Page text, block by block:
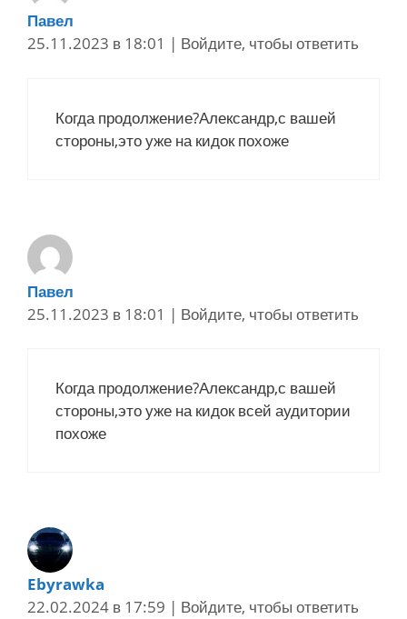
Павел
25.11.2023 в 18:01 | Войдите, чтобы ответить
Когда продолжение?Александр,с вашей
стороны,это уже на кидок похоже
Павел
25.11.2023 в 18:01 | Войдите, чтобы ответить
Когда продолжение?Александр,с вашей
стороны,это уже на кидок всей аудитории
похоже
Ebyrawka
22.02.2024 в 17:59 | Войдите, чтобы ответить